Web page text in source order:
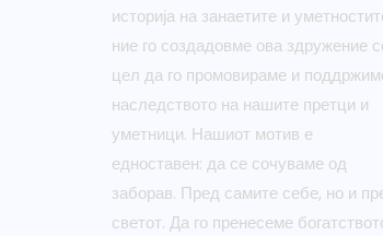
историја на занаетите и
ние го создадовме ова здружение
цел да го промовираме и
наследството на нашите претци и
уметници. Нашиот мотив е
едноставен: да се сочуваме од
заборав. Пред самите себе, но и
светот. Да го пренесеме